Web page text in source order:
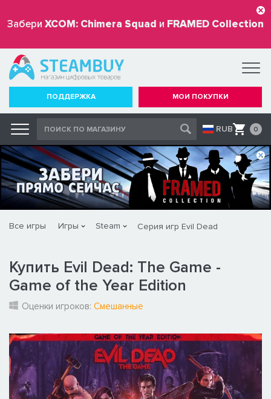
Забери XCOM: Chimera Squad и FRAMED Collection
бесплатно
ПОДДЕРЖКА МОИ ПОКУПКИ
RUB 0
Все игры Игры Steam Серия игр Evil Dead
Купить Evil Dead: The Game -
Game of the Year Edition
Оценки игроков: Смешанные